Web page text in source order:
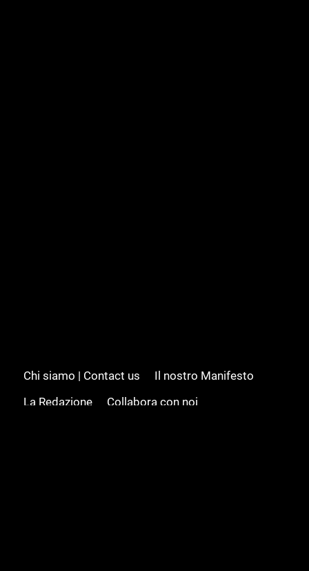
Chi siamo | Contact us
Il nostro Manifesto
La Redazione
Collabora con noi